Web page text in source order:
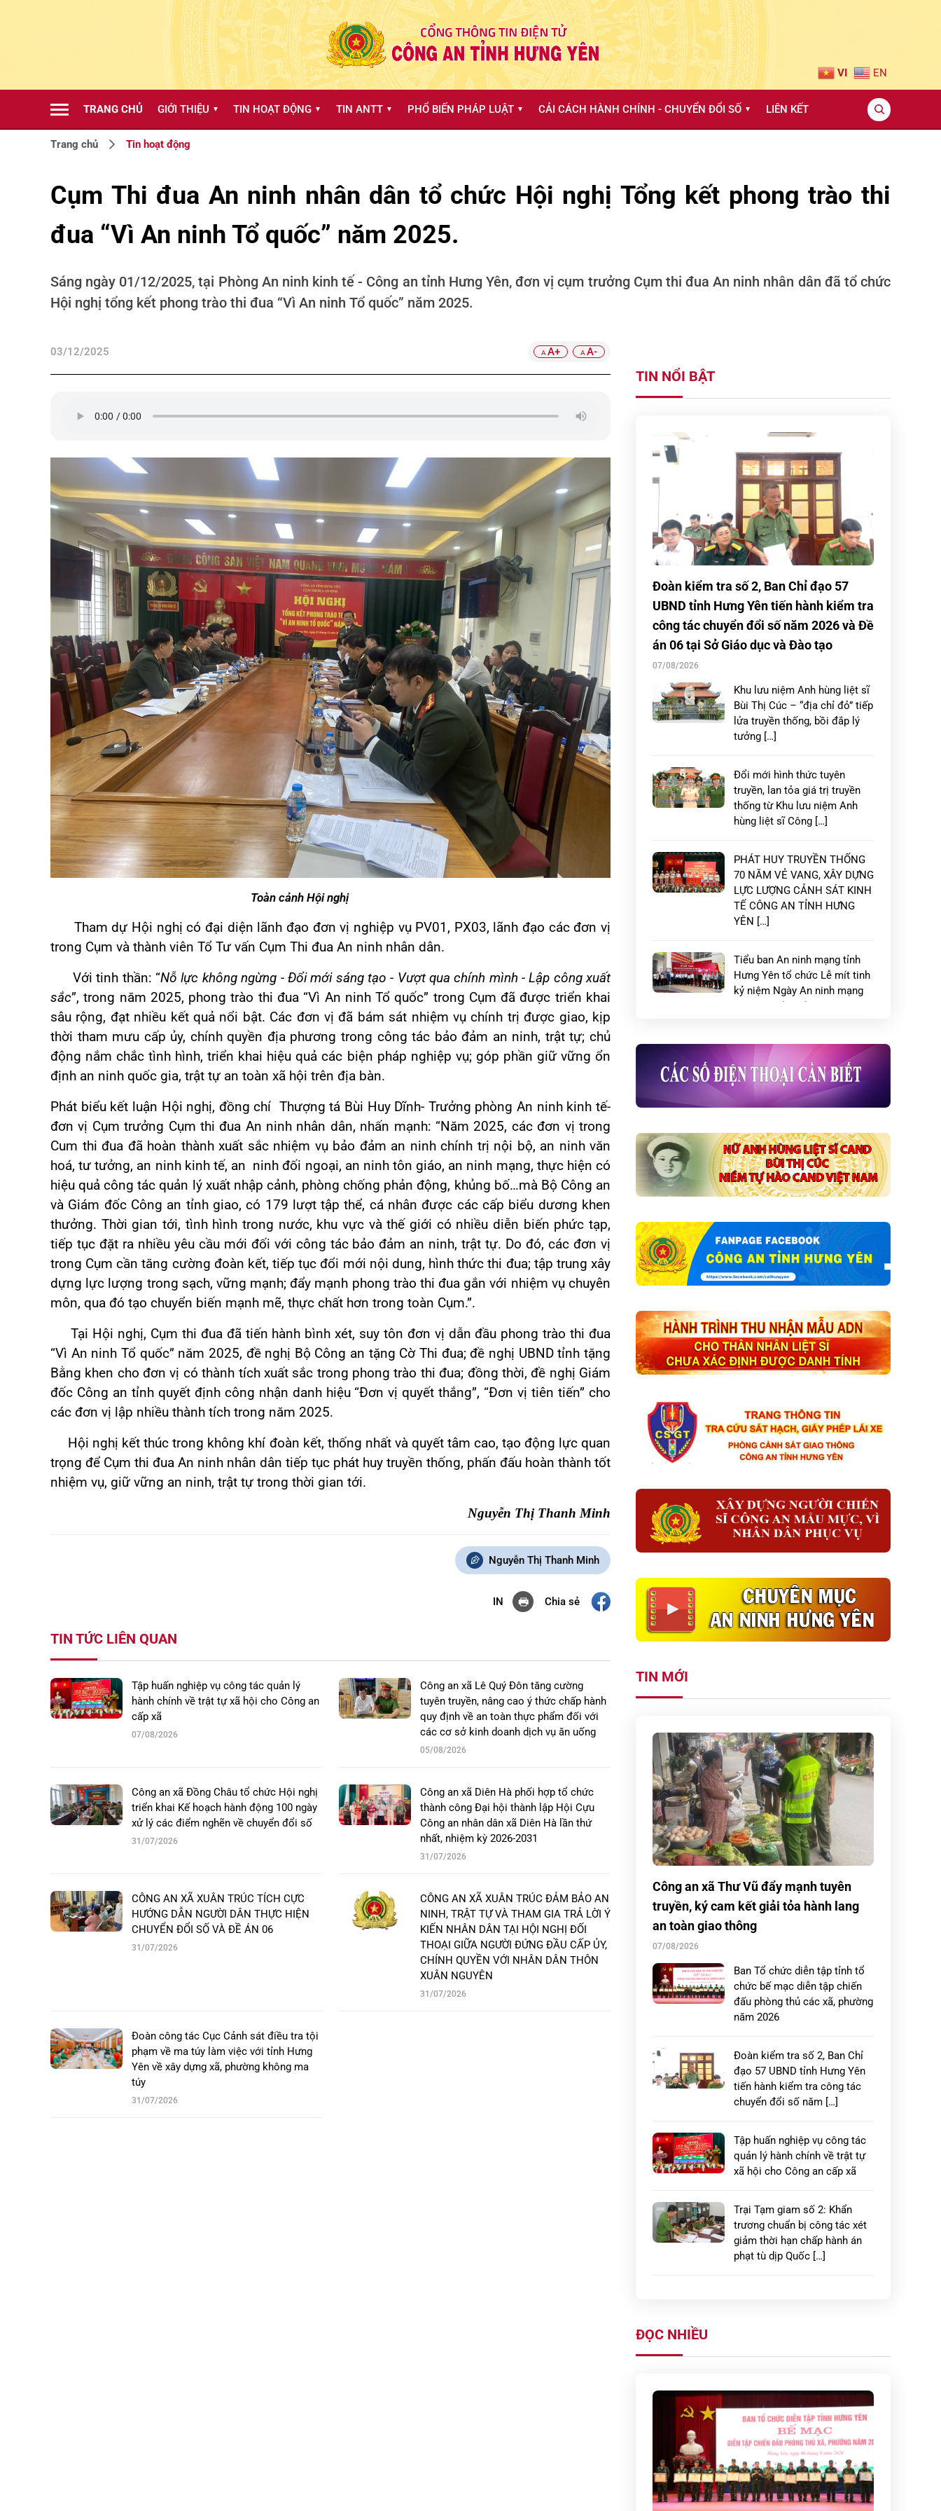
VI EN
TRANG CHỦ GIỚI THIỆU ▼ TIN HOẠT ĐỘNG ▼ TIN ANTT ▼ PHỔ BIẾN PHÁP LUẬT ▼ CẢI CÁCH HÀNH CHÍNH - CHUYỂN ĐỔI SỐ ▼ LIÊN KẾT
Trang chủ Tin hoạt động
Cụm Thi đua An ninh nhân dân tổ chức Hội nghị Tổng kết phong trào thi
đua “Vì An ninh Tổ quốc” năm 2025.
Sáng ngày 01/12/2025, tại Phòng An ninh kinh tế - Công an tỉnh Hưng Yên, đơn vị cụm trưởng Cụm thi đua An ninh nhân dân đã tổ chức
Hội nghị tổng kết phong trào thi đua “Vì An ninh Tổ quốc” năm 2025.
03/12/2025 A A+ A A-
Toàn cảnh Hội nghị
Tham dự Hội nghị có đại diện lãnh đạo đơn vị nghiệp vụ PV01, PX03, lãnh đạo các đơn vị
trong Cụm và thành viên Tổ Tư vấn Cụm Thi đua An ninh nhân dân.
Với tinh thần: “Nỗ lực không ngừng - Đổi mới sáng tạo - Vượt qua chính mình - Lập công xuất
sắc”,trong năm 2025, phong trào thi đua “Vì An ninh Tổ quốc” trong Cụm đã được triển khai
sâu rộng, đạt nhiều kết quả nổi bật. Các đơn vị đã bám sát nhiệm vụ chính trị được giao, kịp
thời tham mưu cấp ủy, chính quyền địa phương trong công tác bảo đảm an ninh, trật tự; chủ
động nắm chắc tình hình, triển khai hiệu quả các biện pháp nghiệp vụ; góp phần giữ vững ổn
định an ninh quốc gia, trật tự an toàn xã hội trên địa bàn.
Phát biểu kết luận Hội nghị, đồng chí Thượng tá Bùi Huy Dĩnh- Trưởng phòng An ninh kinh tế-
đơn vị Cụm trưởng Cụm thi đua An ninh nhân dân, nhấn mạnh: “Năm 2025, các đơn vị trong
Cum thi đua đã hoàn thành xuất sắc nhiệm vụ bảo đảm an ninh chính trị nội bộ, an ninh văn
hoá, tư tưởng, an ninh kinh tế, an ninh đối ngoại, an ninh tôn giáo, an ninh mạng, thực hiện có
hiệu quả công tác quản lý xuất nhập cảnh, phòng chống phản động, khủng bố…mà Bộ Công an
và Giám đốc Công an tỉnh giao, có 179 lượt tập thể, cá nhân được các cấp biểu dương khen
thưởng. Thời gian tới, tình hình trong nước, khu vực và thế giới có nhiều diễn biến phức tạp,
tiếp tục đặt ra nhiều yêu cầu mới đối với công tác bảo đảm an ninh, trật tự. Do đó, các đơn vị
trong Cụm cần tăng cường đoàn kết, tiếp tục đổi mới nội dung, hình thức thi đua; tập trung xây
dựng lực lượng trong sạch, vững mạnh; đẩy mạnh phong trào thi đua gắn với nhiệm vụ chuyên
môn, qua đó tạo chuyển biến mạnh mẽ, thực chất hơn trong toàn Cụm.”.
Tại Hội nghị, Cụm thi đua đã tiến hành bình xét, suy tôn đơn vị dẫn đầu phong trào thi đua
“Vì An ninh Tổ quốc” năm 2025, đề nghị Bộ Công an tặng Cờ Thi đua; đề nghị UBND tỉnh tặng
Bằng khen cho đơn vị có thành tích xuất sắc trong phong trào thi đua; đồng thời, đề nghị Giám
đốc Công an tỉnh quyết định công nhận danh hiệu “Đơn vị quyết thắng”, “Đơn vị tiên tiến” cho
các đơn vị lập nhiều thành tích trong năm 2025.
Hội nghị kết thúc trong không khí đoàn kết, thống nhất và quyết tâm cao, tạo động lực quan
trọng để Cụm thi đua An ninh nhân dân tiếp tục phát huy truyền thống, phấn đấu hoàn thành tốt
nhiệm vụ, giữ vững an ninh, trật tự trong thời gian tới.
Nguyễn Thị Thanh Minh
Nguyễn Thị Thanh Minh
IN Chia sẻ
TIN TỨC LIÊN QUAN
Tập huấn nghiệp vụ công tác quản lý
hành chính về trật tự xã hội cho Công an
cấp xã
07/08/2026
Công an xã Lê Quý Đôn tăng cường
tuyên truyền, nâng cao ý thức chấp hành
quy định về an toàn thực phẩm đối với
các cơ sở kinh doanh dịch vụ ăn uống
05/08/2026
Công an xã Đồng Châu tổ chức Hội nghị
triển khai Kế hoạch hành động 100 ngày
xử lý các điểm nghẽn về chuyển đổi số
31/07/2026
Công an xã Diên Hà phối hợp tổ chức
thành công Đại hội thành lập Hội Cựu
Công an nhân dân xã Diên Hà lần thứ
nhất, nhiệm kỳ 2026-2031
31/07/2026
CÔNG AN XÃ XUÂN TRÚC TÍCH CỰC
HƯỚNG DẪN NGƯỜI DÂN THỰC HIỆN
CHUYỂN ĐỔI SỐ VÀ ĐỀ ÁN 06
31/07/2026
CÔNG AN XÃ XUÂN TRÚC ĐẢM BẢO AN
NINH, TRẬT TỰ VÀ THAM GIA TRẢ LỜI Ý
KIẾN NHÂN DÂN TẠI HỘI NGHỊ ĐỐI
THOẠI GIỮA NGƯỜI ĐỨNG ĐẦU CẤP ỦY,
CHÍNH QUYỀN VỚI NHÂN DÂN THÔN
XUÂN NGUYÊN
31/07/2026
Đoàn công tác Cục Cảnh sát điều tra tội
phạm về ma túy làm việc với tỉnh Hưng
Yên về xây dựng xã, phường không ma
túy
31/07/2026
TIN NỔI BẬT
Đoàn kiểm tra số 2, Ban Chỉ đạo 57
UBND tỉnh Hưng Yên tiến hành kiểm tra
công tác chuyển đổi số năm 2026 và Đề
án 06 tại Sở Giáo dục và Đào tạo
07/08/2026
Khu lưu niệm Anh hùng liệt sĩ
Bùi Thị Cúc – “địa chỉ đỏ” tiếp
lửa truyền thống, bồi đắp lý
tưởng […]
Đổi mới hình thức tuyên
truyền, lan tỏa giá trị truyền
thống từ Khu lưu niệm Anh
hùng liệt sĩ Công […]
PHÁT HUY TRUYỀN THỐNG
70 NĂM VẺ VANG, XÂY DỰNG
LỰC LƯỢNG CẢNH SÁT KINH
TẾ CÔNG AN TỈNH HƯNG
YÊN […]
Tiểu ban An ninh mạng tỉnh
Hưng Yên tổ chức Lễ mít tinh
kỷ niệm Ngày An ninh mạng
Việt Nam (06/8)
TIN MỚI
Công an xã Thư Vũ đẩy mạnh tuyên
truyền, ký cam kết giải tỏa hành lang
an toàn giao thông
07/08/2026
Ban Tổ chức diễn tập tỉnh tổ
chức bế mạc diễn tập chiến
đấu phòng thủ các xã, phường
năm 2026
Đoàn kiểm tra số 2, Ban Chỉ
đạo 57 UBND tỉnh Hưng Yên
tiến hành kiểm tra công tác
chuyển đổi số năm […]
Tập huấn nghiệp vụ công tác
quản lý hành chính về trật tự
xã hội cho Công an cấp xã
Trại Tạm giam số 2: Khẩn
trương chuẩn bị công tác xét
giảm thời hạn chấp hành án
phạt tù dịp Quốc […]
HIẾN GIÚP ĐỠ, ĐƯA CHÁU BÉ
ĐI LẠC TRỞ VỀ TRONG VÒNG
TAY […]
Công an tỉnh Hưng Yên: Quyết
liệt triển khai cao điểm 45
ngày tổng rà soát thân nhân
ĐỌC NHIỀU